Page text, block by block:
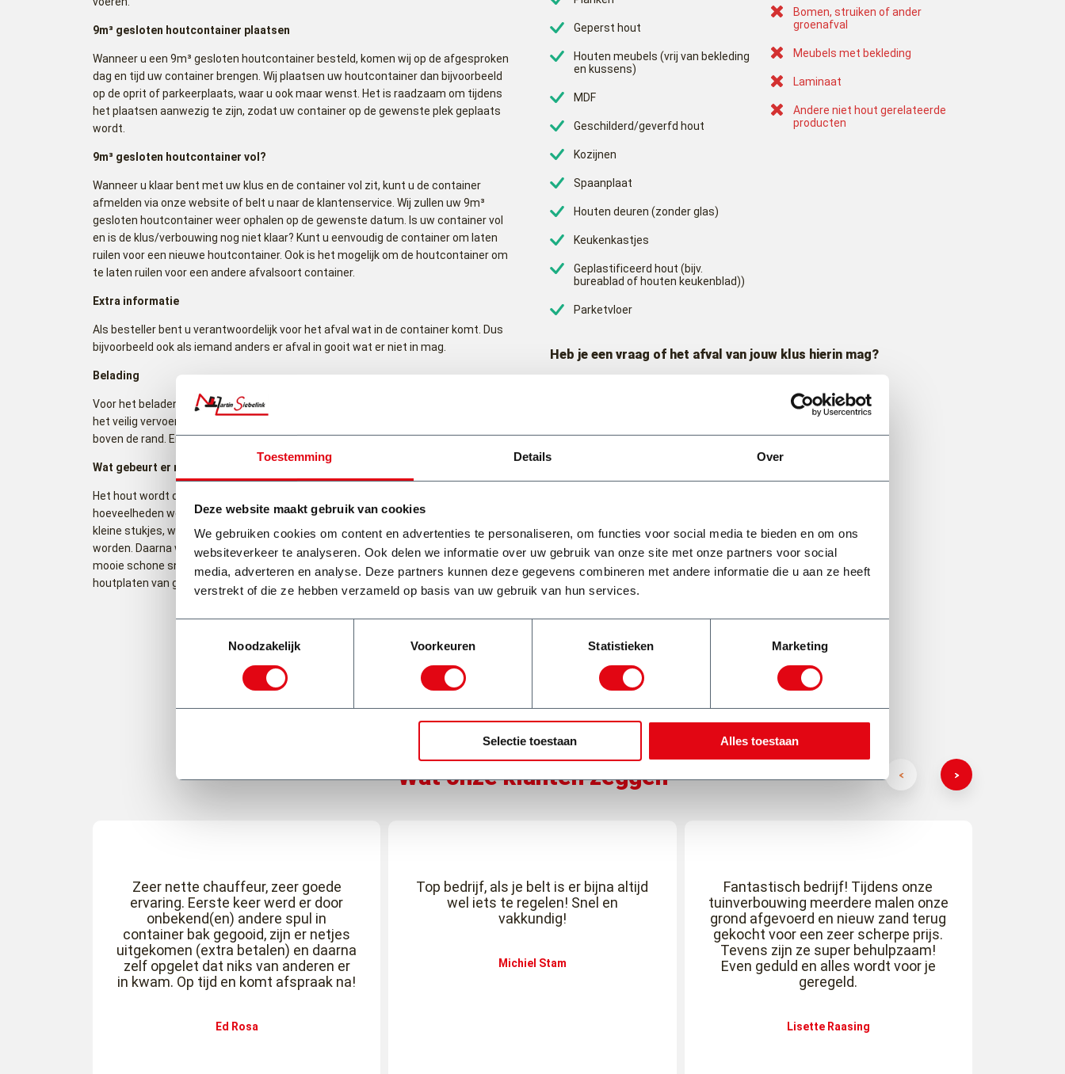
Toestemming Details Over
Deze website maakt gebruik van cookies
We gebruiken cookies om content en advertenties te personaliseren, om functies voor social media te bieden en om ons
websiteverkeer te analyseren. Ook delen we informatie over uw gebruik van onze site met onze partners voor social
media, adverteren en analyse. Deze partners kunnen deze gegevens combineren met andere informatie die u aan ze heeft
verstrekt of die ze hebben verzameld op basis van uw gebruik van hun services.
Noodzakelijk
Voorkeuren Statistieken Marketing
Selectie toestaan Alles toestaan
9m³ gesloten houtcontainer plaatsen
Wanneer u een 9m³ gesloten houtcontainer besteld, komen wij op de afgesproken
dag en tijd uw container brengen. Wij plaatsen uw houtcontainer dan bijvoorbeeld
op de oprit of parkeerplaats, waar u ook maar wenst. Het is raadzaam om tijdens
het plaatsen aanwezig te zijn, zodat uw container op de gewenste plek geplaats
wordt.
9m³ gesloten houtcontainer vol?
Wanneer u klaar bent met uw klus en de container vol zit, kunt u de container
afmelden via onze website of belt u naar de klantenservice. Wij zullen uw 9m³
gesloten houtcontainer weer ophalen op de gewenste datum. Is uw container vol
en is de klus/verbouwing nog niet klaar? Kunt u eenvoudig de container om laten
ruilen voor een nieuwe houtcontainer. Ook is het mogelijk om de houtcontainer om
te laten ruilen voor een andere afvalsoort container.
Extra informatie
Als besteller bent u verantwoordelijk voor het afval wat in de container komt. Dus
bijvoorbeeld ook als iemand anders er afval in gooit wat er niet in mag.
Belading
Voor het beladen van de gesloten 9m³ houtcontainer bent u verantwoordelijk. Voor
het veilig vervoeren van de container, mag u de container niet hoger dan 20cm
boven de rand. Er mag ook geen afval aan de voor -zij- en achterkant uitsteken.
Wat gebeurt er met uw houtcontainer?
Het hout wordt door BM Containers ingezameld, om vervolgens in grote
hoeveelheden weg te brengen naar de eindverwerker. Deze snippert het hout in
kleine stukjes, waarna alle metalen zoals bijvoorbeeld spijkers eruit gehaald
worden. Daarna wordt het hout gewassen zoals dat genoemd word, waardoor er
mooie schone snippers overblijven. Hier worden vervolgens weer pallets en
houtplaten van gemaakt. Zo draagt u bij aan een circulaire economie.
Geperst hout
Houten meubels (vrij van bekleding
en kussens)
MDF
Geschilderd/geverfd hout
Kozijnen
Spaanplaat
Houten deuren (zonder glas)
Keukenkastjes
Geplastificeerd hout (bijv.
bureablad of houten keukenblad))
Parketvloer
Bomen, struiken of ander
groenafval
Meubels met bekleding
Laminaat
Andere niet hout gerelateerde
producten
Heb je een vraag of het afval van jouw klus hierin mag?
Stel je vraag aan Dick
Bekijk onze andere type afvalcontainers
Wat onze klanten zeggen
Zeer nette chauffeur, zeer goede
ervaring. Eerste keer werd er door
onbekend(en) andere spul in
container bak gegooid, zijn er netjes
uitgekomen (extra betalen) en daarna
zelf opgelet dat niks van anderen er
in kwam. Op tijd en komt afspraak na!
Ed Rosa
Top bedrijf, als je belt is er bijna altijd
wel iets te regelen! Snel en
vakkundig!
Michiel Stam
Fantastisch bedrijf! Tijdens onze
tuinverbouwing meerdere malen onze
grond afgevoerd en nieuw zand terug
gekocht voor een zeer scherpe prijs.
Tevens zijn ze super behulpzaam!
Even geduld en alles wordt voor je
geregeld.
Lisette Raasing